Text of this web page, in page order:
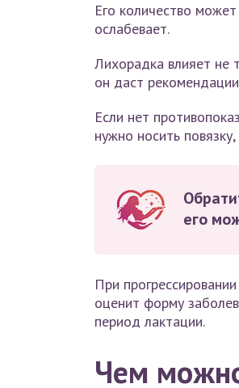
Его количество
ослабевает.
Лихорадка влияет не
он даст
Если нет
нужно носить
его
При
оценит форму
период лактации.
Чем